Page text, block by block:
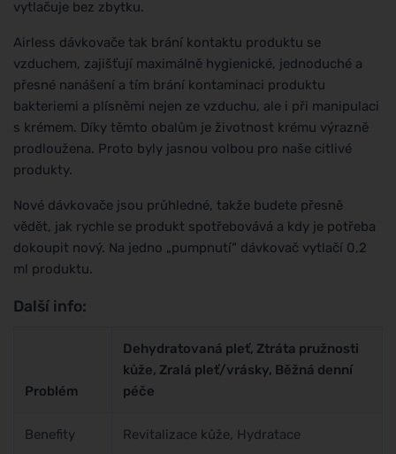
vytlačuje bez zbytku.
Airless dávkovače tak brání kontaktu produktu se
vzduchem, zajišťují maximálně hygienické, jednoduché a
přesné nanášení a tím brání kontaminaci produktu
bakteriemi a plísněmi nejen ze vzduchu, ale i při manipulaci
s krémem. Díky těmto obalům je životnost krému výrazně
prodloužena. Proto byly jasnou volbou pro naše citlivé
produkty.
Nové dávkovače jsou průhledné, takže budete přesně
vědět, jak rychle se produkt spotřebovává a kdy je potřeba
dokoupit nový. Na jedno „pumpnutí“ dávkovač vytlačí 0,2
ml produktu.
Další info:
Problém
Dehydratovaná pleť, Ztráta pružnosti
kůže, Zralá pleť/vrásky, Běžná denní
péče
Benefity Revitalizace kůže, Hydratace